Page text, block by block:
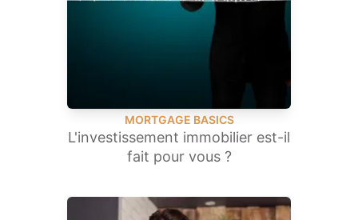
MORTGAGE BASICS
L'investissement immobilier est-il
fait pour vous ?